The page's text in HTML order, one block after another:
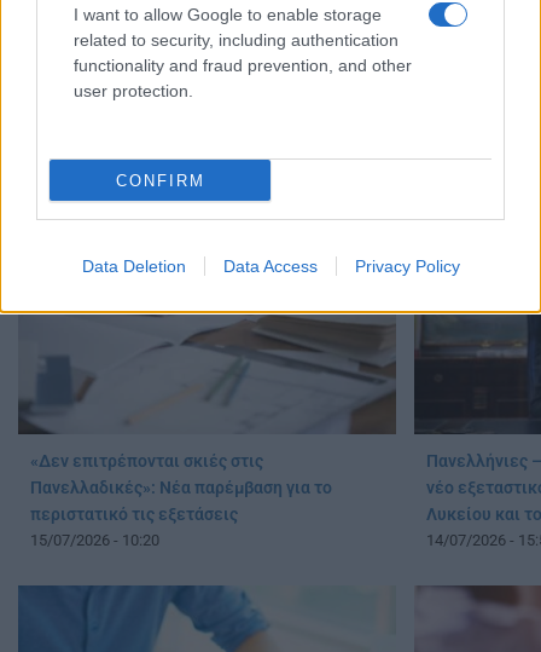
I want to allow Google to enable storage
related to security, including authentication
functionality and fraud prevention, and other
user protection.
CONFIRM
Data Deletion Data Access Privacy Policy
Πανελλήνιες: Προβληματισμοί για τη
βαθμολόγηση, το 10% και το Εθνικό
Απολυτήριο
«Δεν επιτρέπονται σκιές στις
Πανελλαδικές»: Νέα παρέμβαση για το
περιστατικό τις εξετάσεις
15/07/2026 - 10:20
Πανελλήνιες
νέο
Λυκείου και
14/07/2026 -